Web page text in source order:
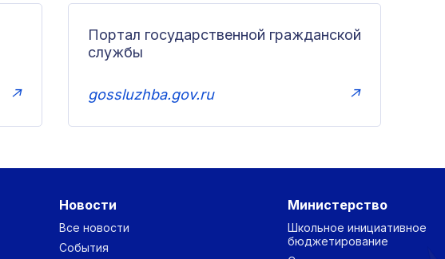
↗
Портал государственной гражданской
службы
gossluzhba.gov.ru ↗
Новости
Все новости
События
Министерство
Школьное инициативное
бюджетирование